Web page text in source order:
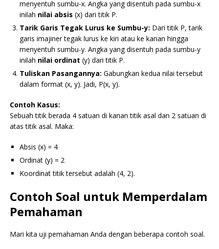
menyentuh sumbu-x. Angka yang disentuh pada sumbu-x
inilah nilai absis (x) dari titik P.
Tarik Garis Tegak Lurus ke Sumbu-y: Dari titik P, tarik
garis imajiner tegak lurus ke kiri atau ke kanan hingga
menyentuh sumbu-y. Angka yang disentuh pada sumbu-y
inilah nilai ordinat (y) dari titik P.
Tuliskan Pasangannya: Gabungkan kedua nilai tersebut
dalam format (x, y). Jadi, P(x, y).
Contoh Kasus:
Sebuah titik berada 4 satuan di kanan titik asal dan 2 satuan di
atas titik asal. Maka:
Absis (x) = 4
Ordinat (y) = 2
Koordinat titik tersebut adalah (4, 2).
Contoh Soal untuk Memperdalam
Pemahaman
Mari kita uji pemahaman Anda dengan beberapa contoh soal.